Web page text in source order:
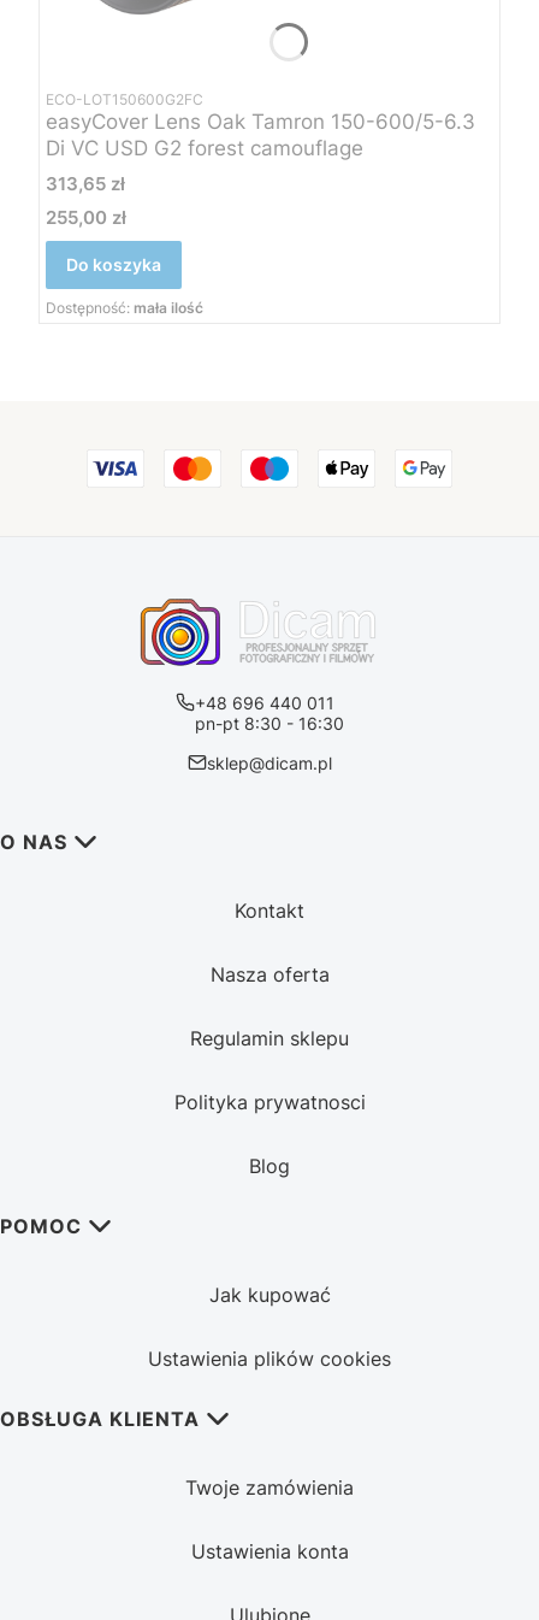
ECO-LOT150600G2FC
easyCover Lens Oak Tamron 150-600/5-6.3
Di VC USD G2 forest camouflage
Cena
313,65 zł
Cena
255,00 zł
Do koszyka
Dostępność: mała ilość
+48 696 440 011
pn-pt 8:30 - 16:30
sklep@dicam.pl
Linki w stopce
O NAS
Kontakt
Nasza oferta
Regulamin sklepu
Polityka prywatnosci
Blog
POMOC
Jak kupować
Ustawienia plików cookies
OBSŁUGA KLIENTA
Twoje zamówienia
Ustawienia konta